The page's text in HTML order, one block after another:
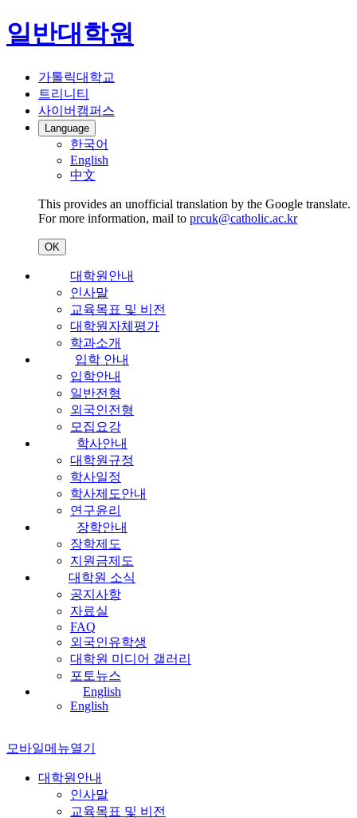
일반대학원
가톨릭대학교
트리니티
사이버캠퍼스
Language
한국어
English
中文
This provides an unofficial translation by the Google translate.
For more information, mail to prcuk@catholic.ac.kr
OK
대학원안내
인사말
교육목표 및 비전
대학원자체평가
학과소개
입학 안내
입학안내
일반전형
외국인전형
모집요강
학사안내
대학원규정
학사일정
학사제도안내
연구윤리
장학안내
장학제도
지원금제도
대학원 소식
공지사항
자료실
FAQ
외국인유학생
대학원 미디어 갤러리
포토뉴스
English
English
모바일메뉴열기
대학원안내
인사말
교육목표 및 비전